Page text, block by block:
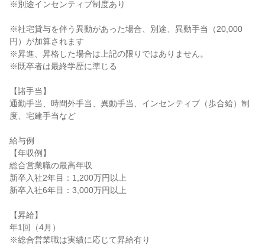
※別途インセンティブ制度あり
※社宅貸与を伴う異動があった場合、別途、異動手当（20,000
円）が加算されます
※昇進、昇格した場合は上記の限りではありません。
※既卒者は最終学歴に準じる
【諸手当】
通勤手当、時間外手当、異動手当、インセンティブ（歩合給）制
度、宅建手当など
給与例
【年収例】
総合営業職の最高年収
新卒入社2年目：1,200万円以上
新卒入社6年目：3,000万円以上
【昇給】
年1回（4月）
※総合営業職は実績に応じて昇給有り